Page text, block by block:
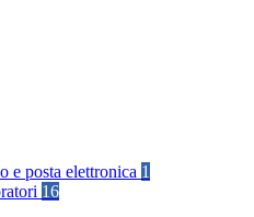
e posta elettronica 1
16